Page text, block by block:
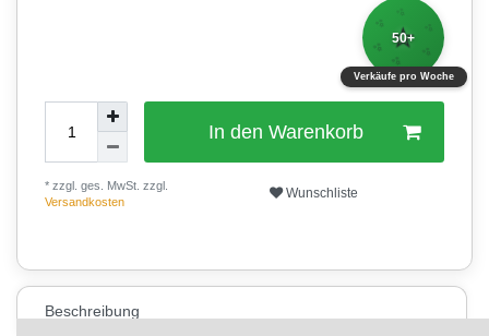
✨
✨
✨ ✨
⭐
50+
Verkäufe pro Woche
In den Warenkorb
* zzgl. ges. MwSt. zzgl.
Versandkosten
Wunschliste
Beschreibung